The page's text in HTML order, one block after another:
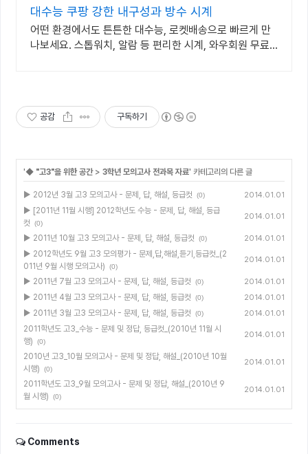
대수능 쿠팡 강한 내구성과 방수 시계
어떤 환경에서도 튼튼한 대수능, 로켓배송으로 빠르게 만
나보세요. 스톱워치, 알람 등 편리한 시계, 와우회원 무료
공감 구독하기
'◆ "고3"을 위한 공간 > 3학년 모의고사 전과목 자료' 카테고리의 다른 글
▶ 2012년 3월 고3 모의고사 - 문제, 답, 해설, 등급컷 (0) 2014.01.01
▶ [2011년 11월 시행] 2012학년도 수능 - 문제, 답, 해설, 등급
컷
(0)
2014.01.01
▶ 2011년 10월 고3 모의고사 - 문제, 답, 해설, 등급컷 (0) 2014.01.01
▶ 2012학년도 9월 고3 모의평가 - 문제,답,해설,듣기,등급컷_(2
011년 9월 시행 모의고사)
(0)
2014.01.01
▶ 2011년 7월 고3 모의고사 - 문제, 답, 해설, 등급컷 (0) 2014.01.01
▶ 2011년 4월 고3 모의고사 - 문제, 답, 해설, 등급컷 (0) 2014.01.01
▶ 2011년 3월 고3 모의고사 - 문제, 답, 해설, 등급컷 (0) 2014.01.01
2011학년도 고3_수능 - 문제 및 정답, 등급컷_(2010년 11월 시
행)
(0)
2014.01.01
2010년 고3_10월 모의고사 - 문제 및 정답, 해설_(2010년 10월
시행)
(0)
2014.01.01
2011학년도 고3_9월 모의고사 - 문제 및 정답, 해설_(2010년 9
월 시행)
(0)
2014.01.01
Comments